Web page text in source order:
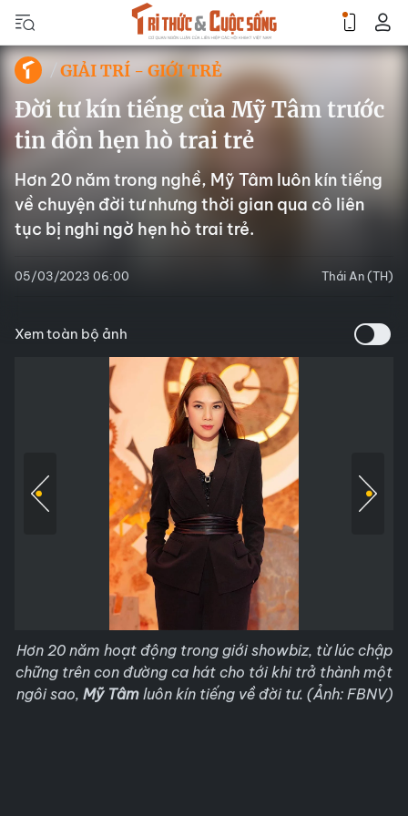
GIẢI TRÍ - GIỚI TRẺ
Đời tư kín tiếng của Mỹ Tâm trước
tin đồn hẹn hò trai trẻ
Hơn 20 năm trong nghề, Mỹ Tâm luôn kín tiếng
về chuyện đời tư nhưng thời gian qua cô liên
tục bị nghi ngờ hẹn hò trai trẻ.
05/03/2023 06:00 Thái An (TH)
Xem toàn bộ ảnh
Hơn 20 năm hoạt động trong giới showbiz, từ lúc chập
chững trên con đường ca hát cho tới khi trở thành một
ngôi sao, Mỹ Tâmluôn kín tiếng về đời tư. (Ảnh: FBNV)